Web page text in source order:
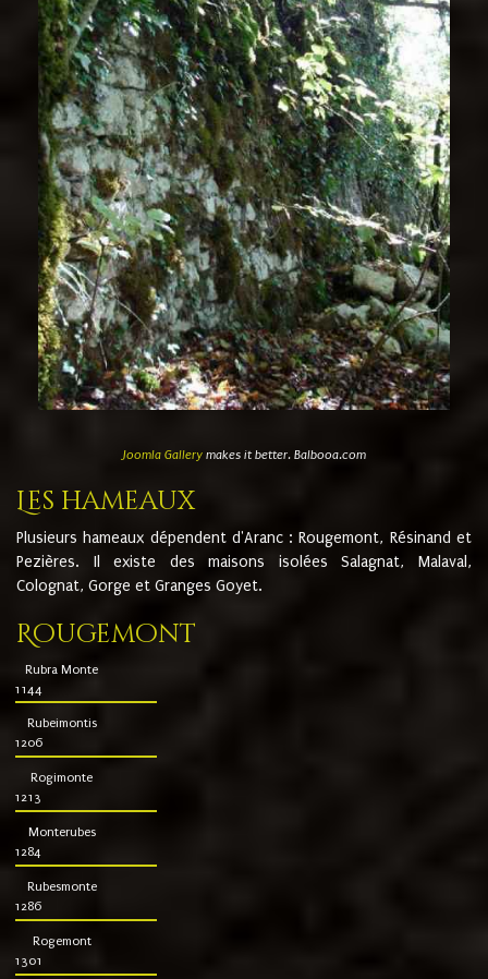
Joomla Gallerymakes it better. Balbooa.com
Les hameaux
Plusieurs hameaux dépendent d'Aranc : Rougemont, Résinand et
Pezières. Il existe des maisons isolées Salagnat, Malaval,
Colognat, Gorge et Granges Goyet.
Rougemont
Rubra Monte
1144
Rubeimontis
1206
Rogimonte
1213
Monterubes
1284
Rubesmonte
1286
Rogemont
1301